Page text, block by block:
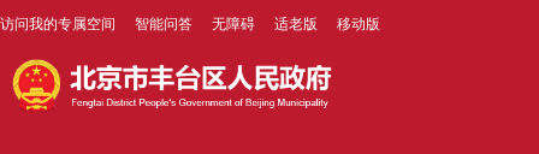
访问我的专属空间 智能问答 无障碍 适老版 移动版